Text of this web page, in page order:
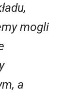
mogli
a